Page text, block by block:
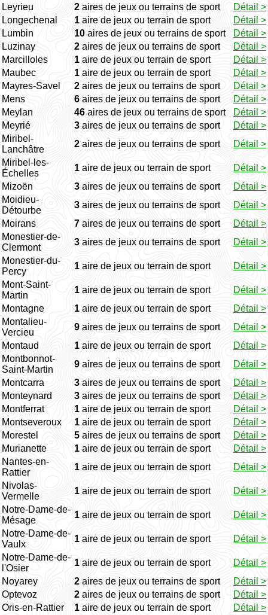
Leyrieu
2 aires de jeux ou terrains de sport
Détail >
Longechenal
1 aire de jeux ou terrain de sport
Détail >
Lumbin
10 aires de jeux ou terrains de sport
Détail >
Luzinay
2 aires de jeux ou terrains de sport
Détail >
Marcilloles
1 aire de jeux ou terrain de sport
Détail >
Maubec
1 aire de jeux ou terrain de sport
Détail >
Mayres-Savel
2 aires de jeux ou terrains de sport
Détail >
Mens
6 aires de jeux ou terrains de sport
Détail >
Meylan
46 aires de jeux ou terrains de sport
Détail >
Meyrié
3 aires de jeux ou terrains de sport
Détail >
Miribel-
Lanchâtre
2 aires de jeux ou terrains de sport
Détail >
Miribel-les-
Échelles
1 aire de jeux ou terrain de sport
Détail >
Mizoën
3 aires de jeux ou terrains de sport
Détail >
Moidieu-
Détourbe
3 aires de jeux ou terrains de sport
Détail >
Moirans
7 aires de jeux ou terrains de sport
Détail >
Monestier-de-
Clermont
3 aires de jeux ou terrains de sport
Détail >
Monestier-du-
Percy
1 aire de jeux ou terrain de sport
Détail >
Mont-Saint-
Martin
1 aire de jeux ou terrain de sport
Détail >
Montagne
1 aire de jeux ou terrain de sport
Détail >
Montalieu-
Vercieu
9 aires de jeux ou terrains de sport
Détail >
Montaud
1 aire de jeux ou terrain de sport
Détail >
Montbonnot-
Saint-Martin
9 aires de jeux ou terrains de sport
Détail >
Montcarra
3 aires de jeux ou terrains de sport
Détail >
Monteynard
3 aires de jeux ou terrains de sport
Détail >
Montferrat
1 aire de jeux ou terrain de sport
Détail >
Montseveroux
1 aire de jeux ou terrain de sport
Détail >
Morestel
5 aires de jeux ou terrains de sport
Détail >
Murianette
1 aire de jeux ou terrain de sport
Détail >
Nantes-en-
Rattier
1 aire de jeux ou terrain de sport
Détail >
Nivolas-
Vermelle
1 aire de jeux ou terrain de sport
Détail >
Notre-Dame-de-
Mésage
1 aire de jeux ou terrain de sport
Détail >
Notre-Dame-de-
Vaulx
1 aire de jeux ou terrain de sport
Détail >
Notre-Dame-de-
l'Osier
1 aire de jeux ou terrain de sport
Détail >
Noyarey
2 aires de jeux ou terrains de sport
Détail >
Optevoz
2 aires de jeux ou terrains de sport
Détail >
Oris-en-Rattier
1 aire de jeux ou terrain de sport
Détail >